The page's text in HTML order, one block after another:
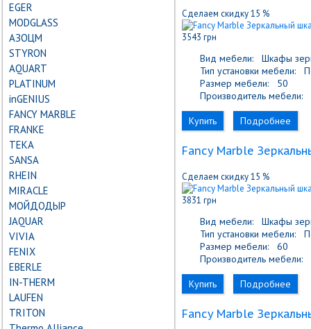
EGER
MODGLASS
АЗОЦМ
STYRON
AQUART
PLATINUM
inGENIUS
FANCY MARBLE
FRANKE
TEKA
SANSA
RHEIN
MIRACLE
МОЙДОДЫР
JAQUAR
VIVIA
FENIX
EBERLE
IN-THERM
LAUFEN
TRITON
Сделаем скидку 15 %
3543 грн
Вид мебели:
Шкафы
Тип установки мебели:
Размер мебели:
50
Производитель мебели:
Купить
Подробнее
Fancy Marble
Сделаем скидку 15 %
3831 грн
Вид мебели:
Шкафы
Тип установки мебели:
Размер мебели:
60
Производитель мебели:
Купить
Подробнее
Fancy Marble